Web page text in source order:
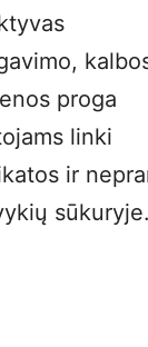
proga
linki
ir
sūkuryje.